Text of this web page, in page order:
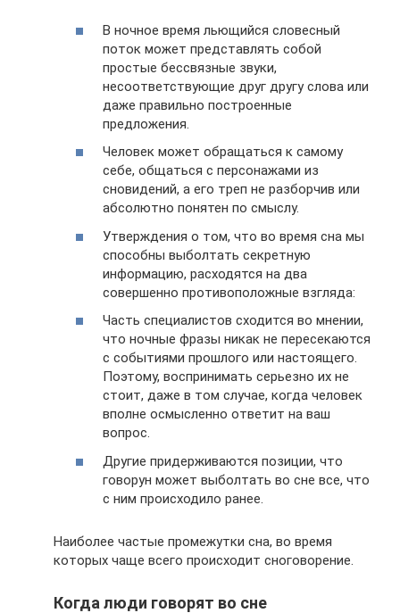
В ночное время льющийся словесный
поток может представлять собой
простые бессвязные звуки,
несоответствующие друг другу слова или
даже правильно построенные
предложения.
Человек может обращаться к самому
себе, общаться с персонажами из
сновидений, а его треп не разборчив или
абсолютно понятен по смыслу.
Утверждения о том, что во время сна мы
способны выболтать секретную
информацию, расходятся на два
совершенно противоположные взгляда:
Часть специалистов сходится во мнении,
что ночные фразы никак не пересекаются
с событиями прошлого или настоящего.
Поэтому, воспринимать серьезно их не
стоит, даже в том случае, когда человек
вполне осмысленно ответит на ваш
вопрос.
Другие придерживаются позиции, что
говорун может выболтать во сне все, что
с ним происходило ранее.
Наиболее частые промежутки сна, во время
которых чаще всего происходит сноговорение.
Когда люди говорят во сне